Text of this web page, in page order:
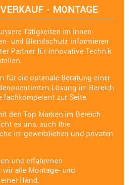
- MONTAGE
Tätigkeiten im innen-
und Blendschutz informieren
Partner für innovative Technik
für die optimale Beratung einer
Lösung im Bereich
zur Seite.
den Top Marken im Bereich
es uns, auch Ihre
im gewerblichen und privaten
und erfahrenen
alle Montage- und
Hand.